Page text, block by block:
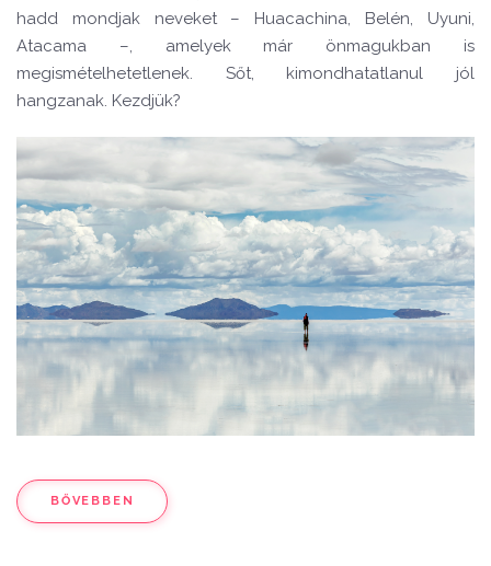
hadd mondjak neveket – Huacachina, Belén, Uyuni,
Atacama –, amelyek már önmagukban is
megismételhetetlenek. Sőt, kimondhatatlanul jól
hangzanak. Kezdjük?
BŐVEBBEN